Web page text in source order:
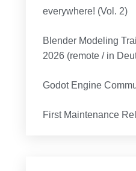
everywhere! (Vol. 2)
Blender Modeling
2026 (remote / in
Godot Engine
First Maintenance